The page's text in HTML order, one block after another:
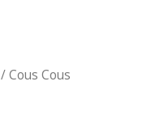
/ Cous Cous